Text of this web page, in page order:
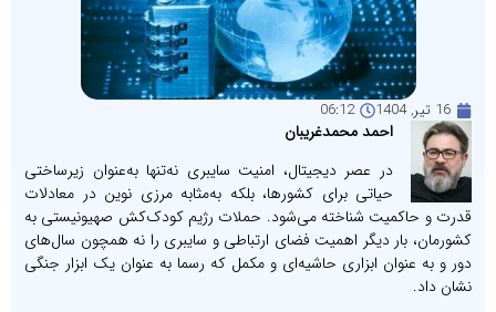
16 تیر, 1404 06:12
احمد محمدغریبان
در عصر دیجیتال، امنیت سایبری نه‌تنها به‌عنوان زیرساختی
حیاتی برای کشورها، بلکه به‌مثابه مرزی نوین در معادلات
قدرت و حاکمیت شناخته می‌شود. حملات رژیم کودک‌کش صهیونیستی به
کشورمان، بار دیگر اهمیت فضای ارتباطی و سایبری را نه همچون سال‌های
دور و به عنوان ابزاری حاشیه‌ای و مکمل که رسما به عنوان یک ابزار جنگی
نشان داد.